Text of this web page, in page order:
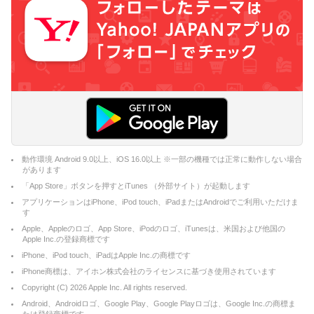
動作環境 Android 9.0以上、iOS 16.0以上 ※一部の機種では正常に動作しない場合
があります
「App Store」ボタンを押すとiTunes （外部サイト）が起動します
アプリケーションはiPhone、iPod touch、iPadまたはAndroidでご利用いただけま
す
Apple、Appleのロゴ、App Store、iPodのロゴ、iTunesは、米国および他国の
Apple Inc.の登録商標です
iPhone、iPod touch、iPadはApple Inc.の商標です
iPhone商標は、アイホン株式会社のライセンスに基づき使用されています
Copyright (C) 2026Apple Inc. All rights reserved.
Android、Androidロゴ、Google Play、Google Playロゴは、Google Inc.の商標ま